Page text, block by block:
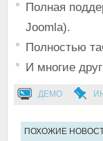
Полная
Joomla).
Полностью
И многие
ДЕМО
ПОХОЖИЕ